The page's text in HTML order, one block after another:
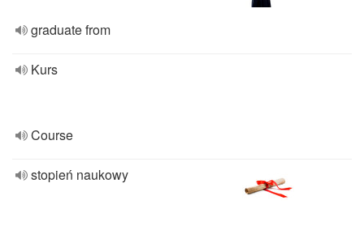
graduate from
Kurs
Course
stopień naukowy